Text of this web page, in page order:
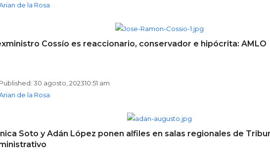
de la Rosa
Cossío es reaccionario, conservador e hipócrita: AMLO
Published: 30 agosto, 202310:51 am
de la Rosa
Soto y Adán López ponen alfiles en salas regionales de